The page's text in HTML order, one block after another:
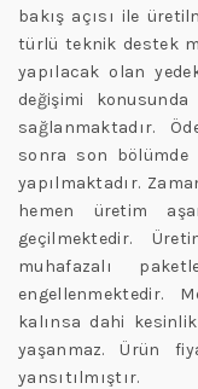
bakış açısı ile
türlü teknik destek
yapılacak olan
değişimi
sağlanmaktadır.
sonra son bölümde
yapılmaktadır.
hemen üretim
geçilmektedir.
muhafazalı
engellenmektedir.
kalınsa dahi
yaşanmaz. Ürün
yansıtılmıştır.